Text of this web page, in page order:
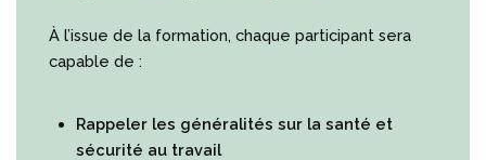
À l’issue de la formation, chaque participant sera
capable de :
Rappeler les généralités sur la santé et
sécurité au travail